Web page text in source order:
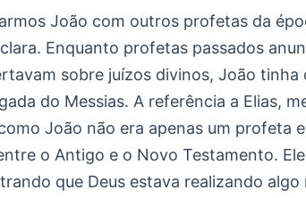
João com outros profetas da
Enquanto profetas passados
sobre juízos divinos, João tinha
do Messias. A referência a Elias,
João não era apenas um profeta
o Antigo e o Novo Testamento.
que Deus estava realizando algo